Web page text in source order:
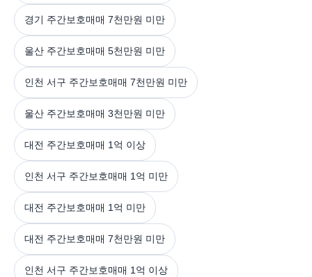
경기 주간보호매매 7천만원 미만
울산 주간보호매매 5천만원 미만
인천 서구 주간보호매매 7천만원 미만
울산 주간보호매매 3천만원 미만
대전 주간보호매매 1억 이상
인천 서구 주간보호매매 1억 미만
대전 주간보호매매 1억 미만
대전 주간보호매매 7천만원 미만
인천 서구 주간보호매매 1억 이상